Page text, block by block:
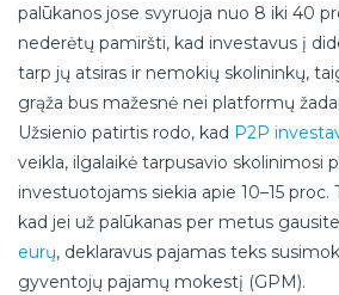
palūkanos jose svyruoja nuo 8 iki 40
nederėtų pamiršti, kad investavus į
tarp jų atsiras ir nemokių skolininkų,
grąža bus mažesnė nei platformų
Užsienio patirtis rodo, kad P2P
veikla, ilgalaikė tarpusavio skolinimosi
investuotojams siekia apie 10–15 proc.
kad jei už palūkanas per metus
eurų, deklaravus pajamas teks
gyventojų pajamų mokestį (GPM).